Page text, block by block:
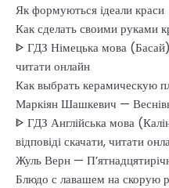
Як формуються ідеали краси
Как сделать своими руками
ᐈ ГДЗ Німецька мова (Басай)
читати онлайн
Как выбрать керамическую
Маркіян Шашкевич —
ᐈ ГДЗ Англійська мова
відповіді скачати, читати
Жуль Верн —
Блюдо с лавашем на скорую